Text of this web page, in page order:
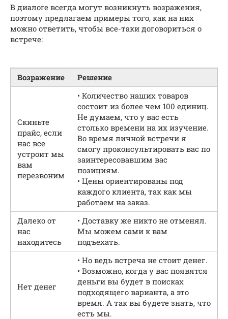
В диалоге всегда могут возникнуть возражения,
поэтому предлагаем примеры того, как на них
можно ответить, чтобы все-таки договориться о
встрече:
Возражение Решение
Скиньте
прайс, если
нас все
устроит мы
вам
перезвоним
• Количество наших товаров
состоит из более чем 100 единиц.
Не думаем, что у вас есть
столько времени на их изучение.
Во время личной встречи я
смогу проконсультировать вас по
заинтересовавшим вас
позициям.
• Цены ориентированы под
каждого клиента, так как мы
работаем на заказ.
Далеко от
нас
находитесь
• Доставку же никто не отменял.
Мы можем сами к вам
подъехать.
Нет денег
• Но ведь встреча не стоит денег.
• Возможно, когда у вас появятся
деньги вы будет в поисках
подходящего варианта, а это
время. А так вы будете знать, что
есть мы.